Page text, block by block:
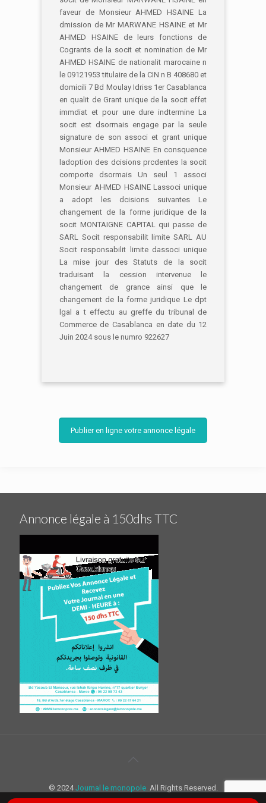
faveur de Monsieur AHMED HSAINE La
dmission de Mr MARWANE HSAINE et Mr
AHMED HSAINE de leurs fonctions de
Cogrants de la socit et nomination de Mr
AHMED HSAINE de nationalit marocaine n
le 09121953 titulaire de la CIN n B 408680 et
domicili 7 Bd Moulay Idriss 1er Casablanca
en qualit de Grant unique de la socit effet
immdiat et pour une dure indtermine La
socit est dsormais engage par la seule
signature de son associ et grant unique
Monsieur AHMED HSAINE En consquence
ladoption des dcisions prcdentes la socit
comporte dsormais Un seul 1 associ
Monsieur AHMED HSAINE Lassoci unique
a adopt les dcisions suivantes Le
changement de la forme juridique de la
socit MONTAIGNE CAPITAL qui passe de
SARL Socit responsabilit limite SARL AU
Socit responsabilit limite dassoci unique
La mise jour des Statuts de la socit
traduisant la cession intervenue le
changement de grance ainsi que le
changement de la forme juridique Le dpt
lgal a t effectu au greffe du tribunal de
Commerce de Casablanca en date du 12
Juin 2024 sous le numro 922627
Publier en ligne votre annonce légale
Annonce légale à 150dhs TTC
© 2024Journal le monopole. All Rights Reserved.